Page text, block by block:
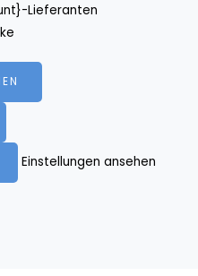
Lieferanten
Einstellungen ansehen